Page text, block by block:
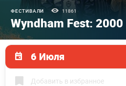
ФЕСТИВАЛИ 11861
Wyndham Fest: 2000
6 Июля
Добавить в избранное